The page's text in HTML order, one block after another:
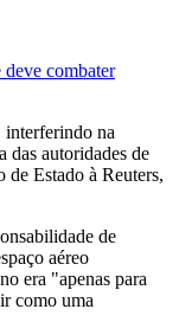
combater
interferindo na
das autoridades de
Estado à Reuters,
de
aéreo
era "apenas para
como uma